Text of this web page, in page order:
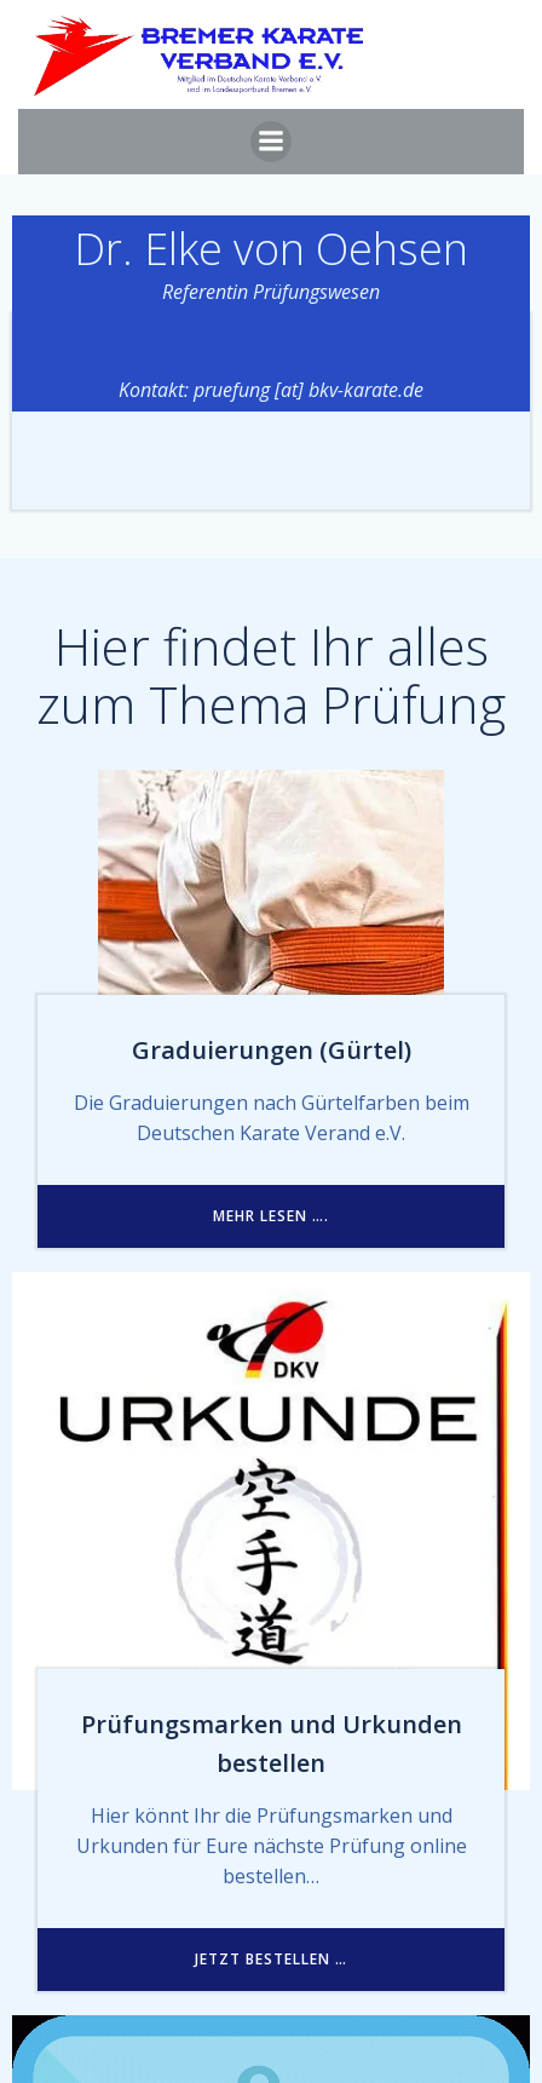
Inhalt
springen
Dr. Elke von Oehsen
Referentin Prüfungswesen
Kontakt: pruefung [at] bkv-karate.de
Hier findet Ihr alles
zum Thema Prüfung
Graduierungen (Gürtel)
Die Graduierungen nach Gürtelfarben beim
Deutschen Karate Verand e.V.
MEHR LESEN ….
Prüfungsmarken und Urkunden
bestellen
Hier könnt Ihr die Prüfungsmarken und
Urkunden für Eure nächste Prüfung online
bestellen…
JETZT BESTELLEN …